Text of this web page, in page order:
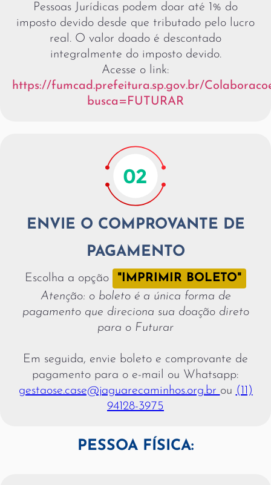
Pessoas Jurídicas podem doar até 1% do
imposto devido desde que tributado pelo lucro
real. O valor doado é descontado
integralmente do imposto devido.
Acesse o link:
https://fumcad.prefeitura.sp.gov.br/
busca=FUTURAR
ENVIE O COMPROVANTE DE
PAGAMENTO
Escolha a opção
"IMPRIMIR BOLETO"
Atenção: o boleto é a única forma de
pagamento que direciona sua doação direto
para o Futurar
Em seguida, envie boleto e comprovante de
pagamento para o e-mail ou Whatsapp:
gestaose.case@jaguarecaminhos.org.br ou (11)
94128-3975
PESSOA FÍSICA: